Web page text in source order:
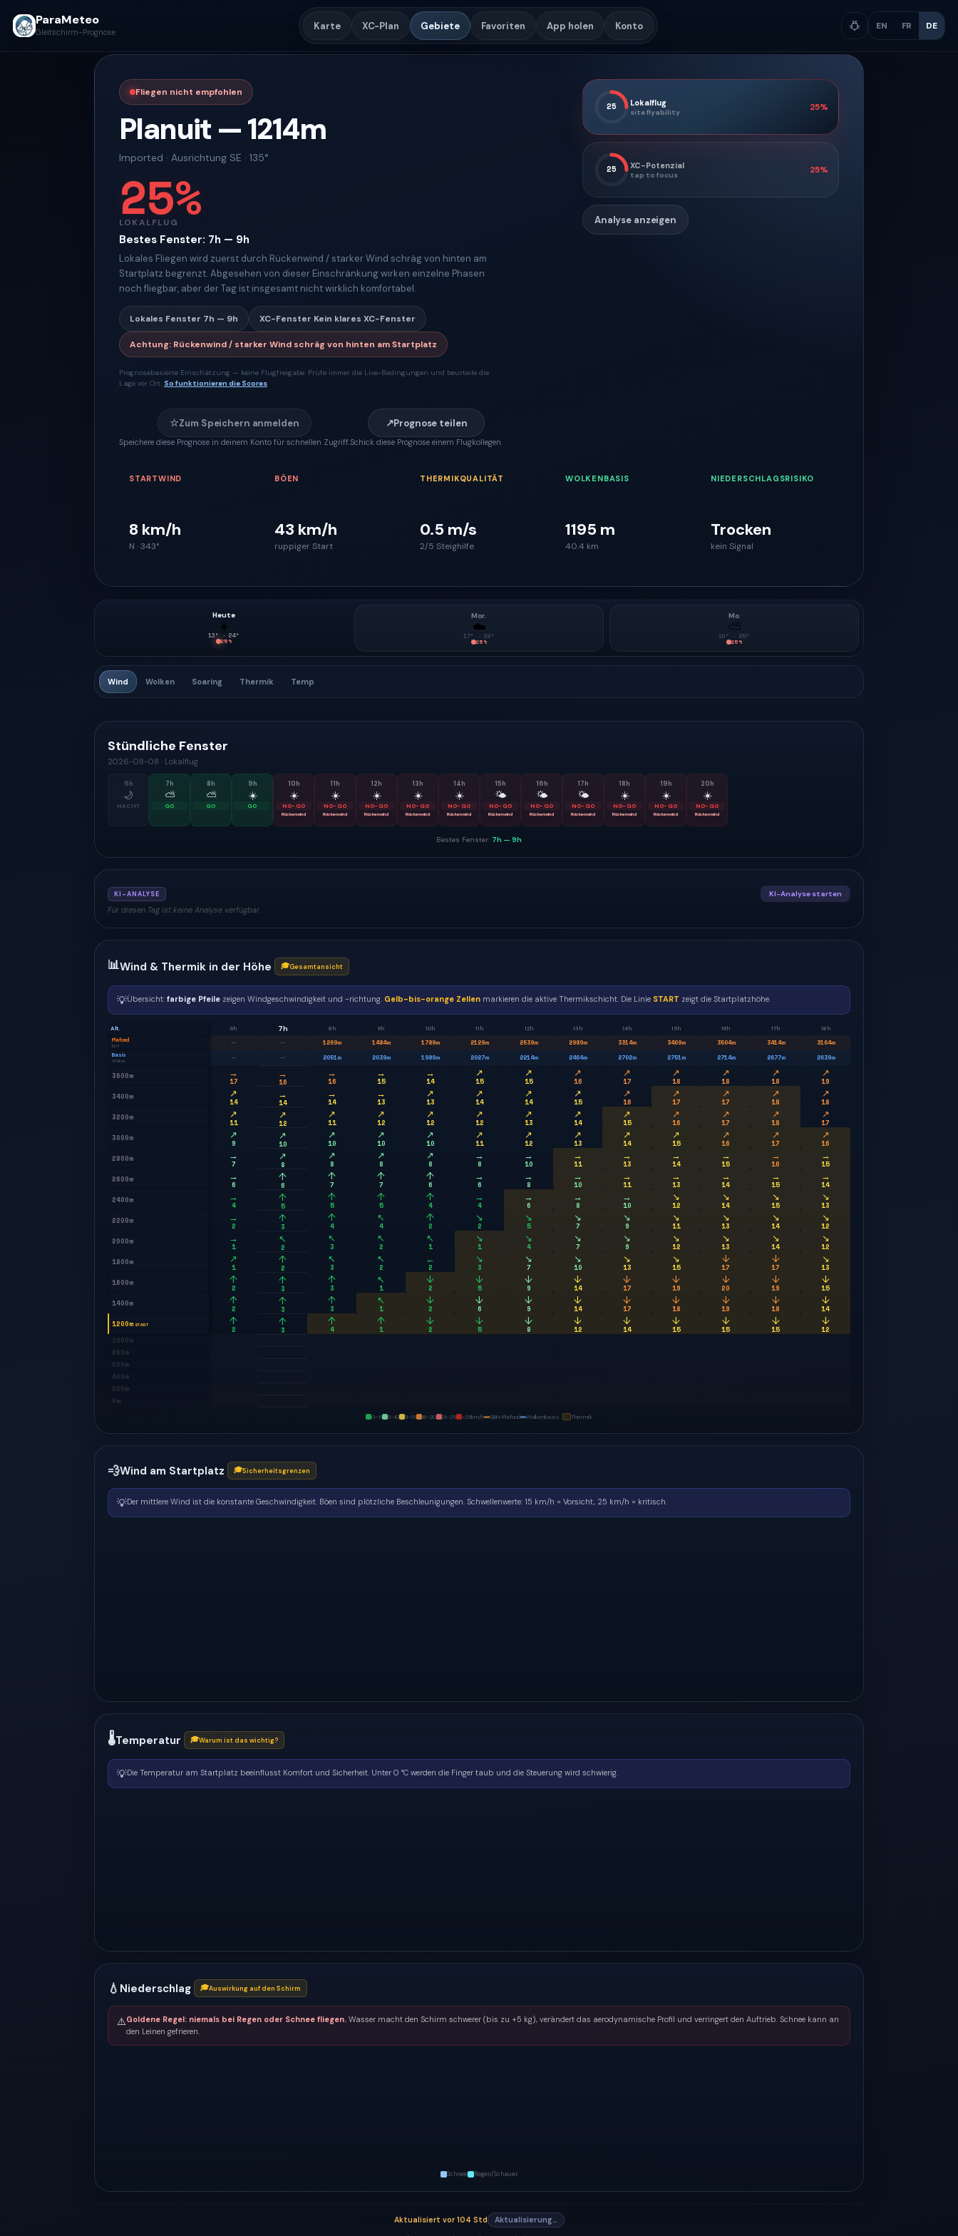
ParaMeteo
Gleitschirm-Prognose
Karte XC-Plan Gebiete Favoriten App holen Konto EN FR DE
Fliegen nicht empfohlen
Planuit —1214m
Imported · Ausrichtung SE · 135°
25%
LOKALFLUG
Bestes Fenster: 7h — 9h
Lokales Fliegen wird zuerst durch Rückenwind / starker Wind schräg von hinten am
Startplatz begrenzt. Abgesehen von dieser Einschränkung wirken einzelne Phasen
noch fliegbar, aber der Tag ist insgesamt nicht wirklich komfortabel.
Lokales Fenster 7h — 9h XC-Fenster Kein klares XC-Fenster
Achtung: Rückenwind / starker Wind schräg von hinten am Startplatz
Prognosebasierte Einschätzung — keine Flugfreigabe. Prüfe immer die Live-Bedingungen und beurteile die
Lage vor Ort. So funktionieren die Scores
☆Zum Speichern anmelden
Speichere diese Prognose in deinem Konto für schnellen Zugriff.
↗Prognose teilen
Schick diese Prognose einem Flugkollegen.
25 Lokalflug
site flyability 25%
25 XC-Potenzial
tap to focus 25%
Analyse anzeigen
STARTWIND
8 km/h
N · 343°
BÖEN
43 km/h
ruppiger Start
THERMIKQUALITÄT
0.5 m/s
2/5 Steighilfe
WOLKENBASIS
1195 m
40.4 km
NIEDERSCHLAGSRISIKO
Trocken
kein Signal
Heute
☀️
13° ·24°
25%
Mor.
☁️
17° ·28°
25%
Mo
⛅
16° ·25°
25%
Wind Wolken Soaring Thermik Temp
Stündliche Fenster
2026-08-08 · Lokalflug
6h
🌙
NACHT
7h
⛅
GO
8h
⛅
GO
9h
☀️
GO
10h
☀️
NO-GO
Rückenwind
11h
☀️
NO-GO
Rückenwind
12h
☀️
NO-GO
Rückenwind
13h
☀️
NO-GO
Rückenwind
14h
☀️
NO-GO
Rückenwind
15h
🌤
NO-GO
Rückenwind
16h
🌤
NO-GO
Rückenwind
17h
🌤
NO-GO
Rückenwind
18h
☀️
NO-GO
Rückenwind
19h
☀️
NO-GO
Rückenwind
20h
☀️
NO-GO
Rückenwind
Bestes Fenster: 7h — 9h
KI-ANALYSE KI-Analyse starten
Für diesen Tag ist keine Analyse verfügbar.
📊Wind & Thermik in der Höhe 🎓Gesamtansicht
💡Übersicht: farbige Pfeile zeigen Windgeschwindigkeit und -richtung. Gelb-bis-orange Zellen markieren die aktive Thermikschicht. Die Linie START zeigt die Startplatzhöhe.
Alt. 6h 7h 8h 9h 10h 11h 12h 13h 14h 15h 16h 17h 18h
Plafond
BLH — — 1269m 1484m 1789m 2129m 2539m 2989m 3314m 3469m 3504m 3414m 3164m
Basis
Wolken — — 2051m 2039m 1989m 2027m 2214m 2464m 2702m 2751m 2714m 2677m 2639m
3600m →
17
→
16
→
16
→
15
→
14
↗
15
↗
15
↗
16
↗
17
↗
18
↗
18
↗
18
↗
19
3400m
↗
14
→
14
→
14
→
13
↗
13
↗
14
↗
14
↗
15
↗
16
↗
17
↗
17
↗
18
↗
18
3200m
↗
11
↗
12
↗
11
↗
12
↗
12
↗
12
↗
13
↗
14
↗
15
↗
16
↗
17
↗
18
↗
17
3000m
↗
9
↗
10
↗
10
↗
10
↗
10
↗
11
↗
12
↗
13
↗
14
↗
15
↗
16
↗
17
↗
16
2800m
→
7
↗
8
↗
8
↗
8
↗
8
→
8
→
10
→
11
→
13
→
14
→
15
→
16
→
15
2600m
→
6
↑
6
↑
7
↑
7
↑
6
→
6
→
8
→
10
→
11
→
13
→
14
→
15
→
14
2400m
→
4
↑
5
↑
5
↑
5
↑
4
→
4
→
6
→
8
→
10
↘
12
↘
14
↘
15
↘
13
2200m
→
2
↑
3
↑
4
↖
4
↑
2
↘
2
↘
5
↘
7
↘
9
↘
11
↘
13
↘
14
↘
12
2000m
→
1
↖
2
↖
3
↖
2
↖
1
↘
1
↘
4
↘
7
↘
9
↘
12
↘
13
↘
14
↘
12
1800m
↗
1
↑
2
↖
3
↖
2
←
2
↘
3
↘
7
↘
10
↘
13
↘
15
↓
17
↓
17
↘
13
1600m
↑
2
↑
3
↑
3
↖
1
↓
2
↓
5
↓
9
↓
14
↓
17
↓
19
↓
20
↓
19
↓
15
1400m
↑
2
↑
3
↑
3
↖
1
↓
2
↓
6
↓
9
↓
14
↓
17
↓
18
↓
19
↓
18
↓
14
1200m START ↑
2
↑
3
↑
4
↑
1
↓
2
↓
5
↓
8
↓
12
↓
14
↓
15
↓
15
↓
15
↓
12
1000m
800m
600m
400m
200m
0m
0–5 6–10 11–15 16–20 21–25 >25km/h GBH-Plafond Wolkenbasis Thermik
💨Wind am Startplatz 🎓Sicherheitsgrenzen
💡Der mittlere Wind ist die konstante Geschwindigkeit. Böen sind plötzliche Beschleunigungen. Schwellenwerte: 15 km/h = Vorsicht, 25 km/h = kritisch.
🌡Temperatur 🎓Warum ist das wichtig?
💡Die Temperatur am Startplatz beeinflusst Komfort und Sicherheit. Unter 0 °C werden die Finger taub und die Steuerung wird schwierig.
💧 Niederschlag 🎓Auswirkung auf den Schirm
⚠️Goldene Regel: niemals bei Regen oder Schnee fliegen. Wasser macht den Schirm schwerer (bis zu +5 kg), verändert das aerodynamische Profil und verringert den Auftrieb. Schnee kann an
den Leinen gefrieren.
Schnee Regen/Schauer
Aktualisiert vor 104 Std Aktualisierung…